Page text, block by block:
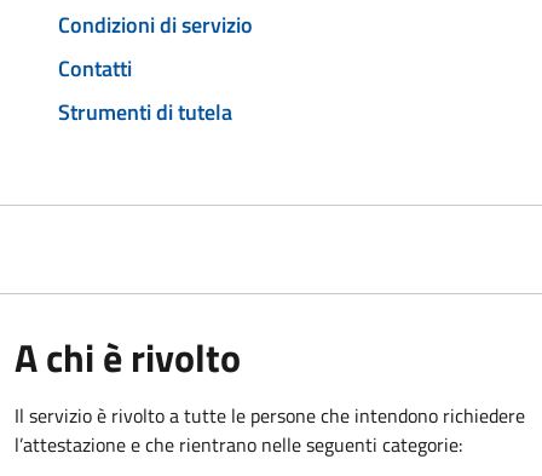
Condizioni di servizio
Contatti
Strumenti di tutela
A chi è rivolto
Il servizio è rivolto a tutte le persone che intendono richiedere
l’attestazione e che rientrano nelle seguenti categorie: